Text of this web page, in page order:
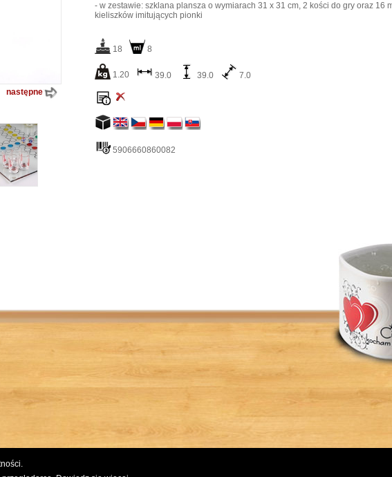
następne
- w zestawie: szklana plansza o wymiarach 31 x 31 cm, 2 kości do gry oraz 16
kieliszków imitujących pionki
18 8
1.20 39.0 39.0 7.0
5906660860082